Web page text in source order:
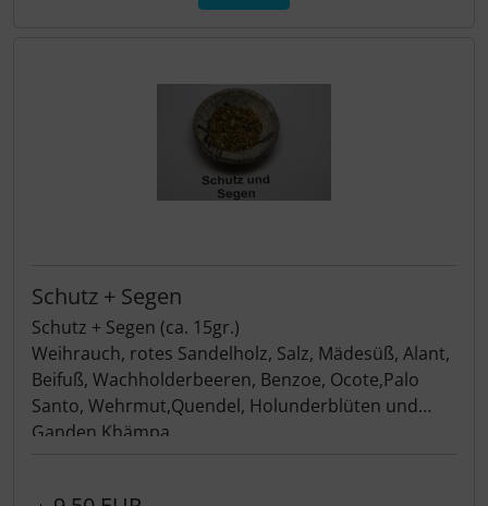
Schutz + Segen
Schutz + Segen (ca. 15gr.)
Weihrauch, rotes Sandelholz, Salz, Mädesüß, Alant,
Beifuß, Wachholderbeeren, Benzoe, Ocote,Palo
Santo, Wehrmut,Quendel, Holunderblüten und
Ganden Khämpa